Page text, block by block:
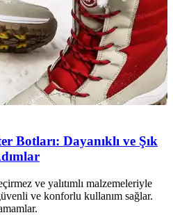
Botları: Dayanıklı ve Şık
ve yalıtımlı malzemeleriyle
ve konforlu kullanım sağlar.